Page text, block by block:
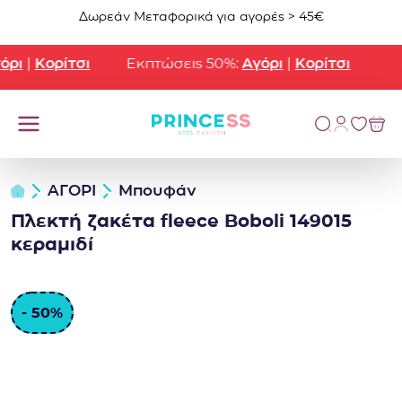
Μετάβαση στο περιεχόμενο
Δωρεάν Μεταφορικά για αγορές > 45€
|Κορίτσι Εκπτώσεις 50%:Αγόρι|Κορίτσι
ΑΓΟΡΙ Μπουφάν
Πλεκτή ζακέτα fleece Boboli 149015
κεραμιδί
- 50%